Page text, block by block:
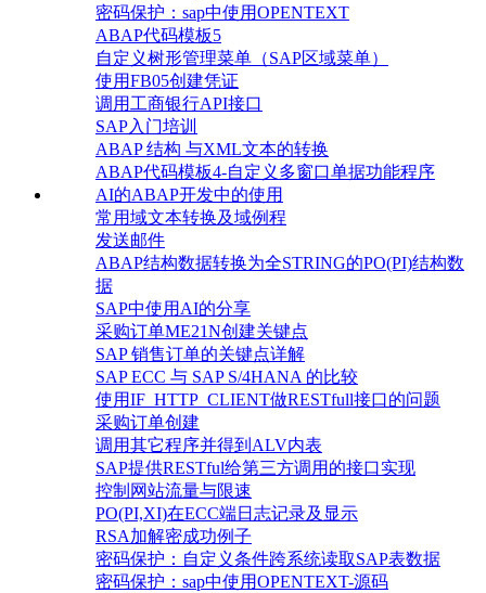
密码保护：sap中使用OPENTEXT
ABAP代码模板5
自定义树形管理菜单（SAP区域菜单）
使用FB05创建凭证
调用工商银行API接口
SAP入门培训
ABAP 结构 与XML文本的转换
ABAP代码模板4-自定义多窗口单据功能程序
AI的ABAP开发中的使用
常用域文本转换及域例程
发送邮件
ABAP结构数据转换为全STRING的PO(PI)结构数
据
SAP中使用AI的分享
采购订单ME21N创建关键点
SAP 销售订单的关键点详解
SAP ECC 与 SAP S/4HANA 的比较
使用IF_HTTP_CLIENT做RESTfull接口的问题
采购订单创建
调用其它程序并得到ALV内表
SAP提供RESTful给第三方调用的接口实现
控制网站流量与限速
PO(PI,XI)在ECC端日志记录及显示
RSA加解密成功例子
密码保护：自定义条件跨系统读取SAP表数据
密码保护：sap中使用OPENTEXT-源码